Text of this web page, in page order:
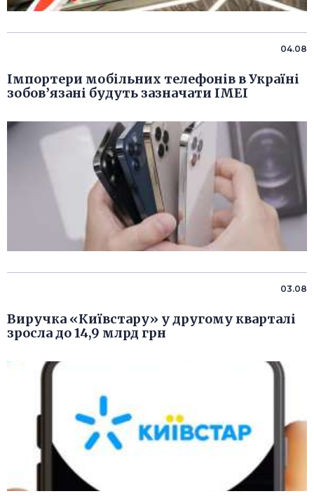
04.08
Імпортери мобільних телефонів в Україні
зобов’язані будуть зазначати IMEI
03.08
Виручка «Київстару» у другому кварталі
зросла до 14,9 млрд грн